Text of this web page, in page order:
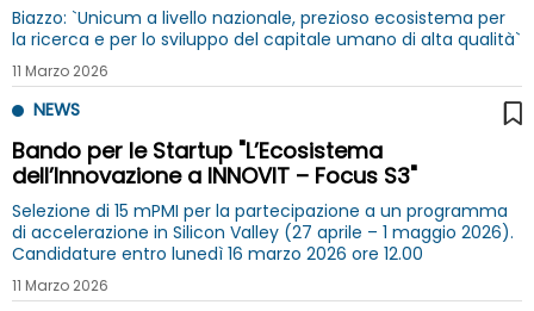
Biazzo: `Unicum a livello nazionale, prezioso ecosistema per
la ricerca e per lo sviluppo del capitale umano di alta qualità`
11 Marzo 2026
NEWS
Bando per le Startup "L’Ecosistema
dell’Innovazione a INNOVIT – Focus S3"
Selezione di 15 mPMI per la partecipazione a un programma
di accelerazione in Silicon Valley (27 aprile – 1 maggio 2026).
Candidature entro lunedì 16 marzo 2026 ore 12.00
11 Marzo 2026